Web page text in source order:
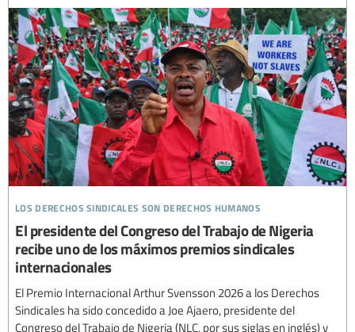
los derechos sindicales son derechos humanos
El presidente del Congreso del Trabajo de Nigeria
recibe uno de los máximos premios sindicales
internacionales
El Premio Internacional Arthur Svensson 2026 a los Derechos
Sindicales ha sido concedido a Joe Ajaero, presidente del
Congreso del Trabajo de Nigeria (NLC, por sus siglas en inglés) y